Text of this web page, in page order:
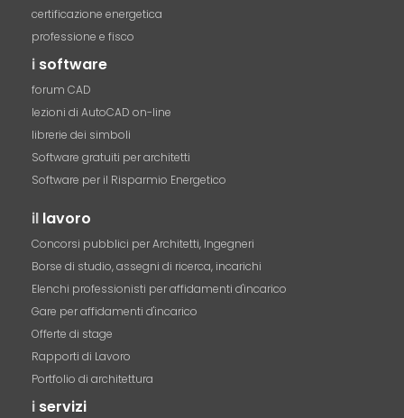
certificazione energetica
professione e fisco
i software
forum CAD
lezioni di AutoCAD on-line
librerie dei simboli
Software gratuiti per architetti
Software per il Risparmio Energetico
il lavoro
Concorsi pubblici per Architetti, Ingegneri
Borse di studio, assegni di ricerca, incarichi
Elenchi professionisti per affidamenti d'incarico
Gare per affidamenti d'incarico
Offerte di stage
Rapporti di Lavoro
Portfolio di architettura
i servizi